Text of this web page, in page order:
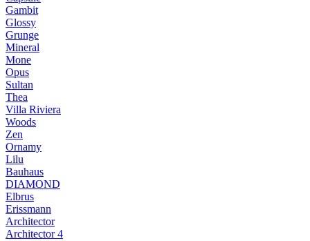
Gambit
Glossy
Grunge
Mineral
Mone
Opus
Sultan
Thea
Villa Riviera
Woods
Zen
Ornamy
Lilu
Bauhaus
DIAMOND
Elbrus
Erissmann
Architector
Architector 4